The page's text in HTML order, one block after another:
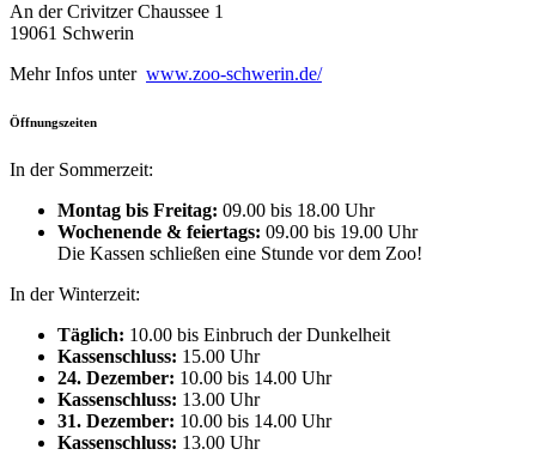
An der Crivitzer Chaussee 1
19061 Schwerin
Mehr Infos unter www.zoo-schwerin.de/
Öffnungszeiten
In der Sommerzeit:
Montag bis Freitag: 09.00 bis 18.00 Uhr
Wochenende & feiertags: 09.00 bis 19.00 Uhr
Die Kassen schließen eine Stunde vor dem Zoo!
In der Winterzeit:
Täglich: 10.00 bis Einbruch der Dunkelheit
Kassenschluss: 15.00 Uhr
24. Dezember: 10.00 bis 14.00 Uhr
Kassenschluss: 13.00 Uhr
31. Dezember: 10.00 bis 14.00 Uhr
Kassenschluss: 13.00 Uhr